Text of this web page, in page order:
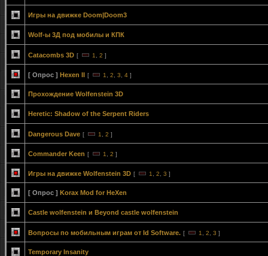
Игры на движке Doom|Doom3
Wolf-ы 3Д под мобилы и КПК
Catacombs 3D [ 1 2 ]
[ Опрос ] Hexen II [ 1 2 3 4 ]
Прохождение Wolfenstein 3D
Heretic: Shadow of the Serpent Riders
Dangerous Dave [ 1 2 ]
Commander Keen [ 1 2 ]
Игры на движке Wolfenstein 3D [ 1 2 3 ]
[ Опрос ] Korax Mod for HeXen
Сastle wolfenstein и Beyond castle wolfenstein
Вопросы по мобильным играм от Id Software. [ 1 2 3 ]
Temporary Insanity